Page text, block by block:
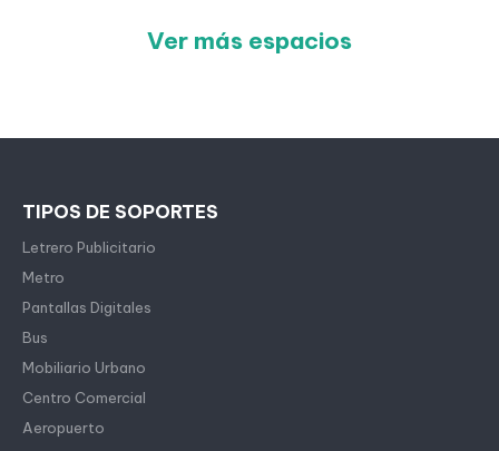
Ver más espacios
TIPOS DE SOPORTES
Letrero Publicitario
Metro
Pantallas Digitales
Bus
Mobiliario Urbano
Centro Comercial
Aeropuerto